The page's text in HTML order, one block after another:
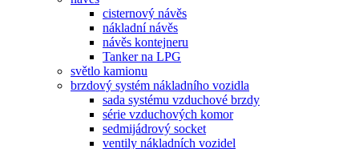
cisternový návěs
nákladní návěs
návěs kontejneru
Tanker na LPG
světlo kamionu
brzdový systém nákladního vozidla
sada systému vzduchové brzdy
série vzduchových komor
sedmijádrový socket
ventily nákladních vozidel